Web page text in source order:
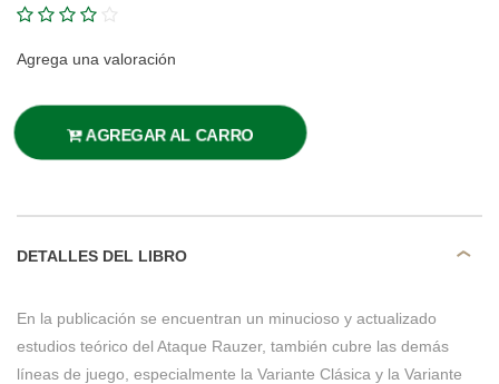
Agrega una valoración
AGREGAR AL CARRO
DETALLES DEL LIBRO
En la publicación se encuentran un minucioso y actualizado
estudios teórico del Ataque Rauzer, también cubre las demás
líneas de juego, especialmente la Variante Clásica y la Variante